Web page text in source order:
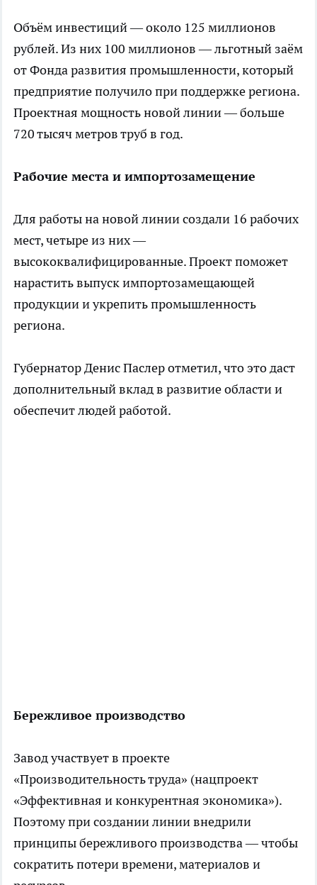
Объём инвестиций — около 125 миллионов
рублей. Из них 100 миллионов — льготный заём
от Фонда развития промышленности, который
предприятие получило при поддержке региона.
Проектная мощность новой линии — больше
720 тысяч метров труб в год.
Рабочие места и импортозамещение
Для работы на новой линии создали 16 рабочих
мест, четыре из них —
высококвалифицированные. Проект поможет
нарастить выпуск импортозамещающей
продукции и укрепить промышленность
региона.
Губернатор Денис Паслер отметил, что это даст
дополнительный вклад в развитие области и
обеспечит людей работой.
Бережливое производство
Завод участвует в проекте
«Производительность труда» (нацпроект
«Эффективная и конкурентная экономика»).
Поэтому при создании линии внедрили
принципы бережливого производства — чтобы
сократить потери времени, материалов и